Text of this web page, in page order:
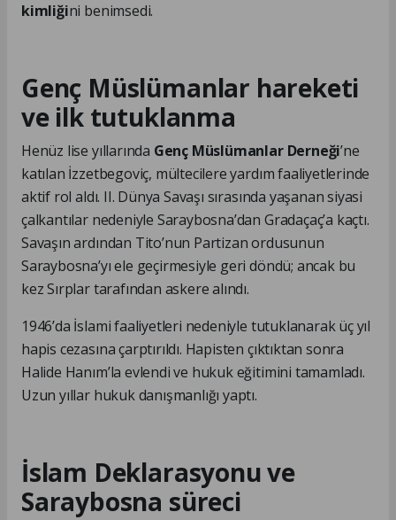
kimliğini benimsedi.
Genç Müslümanlar hareketi
ve ilk tutuklanma
Henüz lise yıllarında Genç Müslümanlar Derneği’ne
katılan İzzetbegoviç, mültecilere yardım faaliyetlerinde
aktif rol aldı. II. Dünya Savaşı sırasında yaşanan siyasi
çalkantılar nedeniyle Saraybosna’dan Gradaçaç’a kaçtı.
Savaşın ardından Tito’nun Partizan ordusunun
Saraybosna’yı ele geçirmesiyle geri döndü; ancak bu
kez Sırplar tarafından askere alındı.
1946’da İslami faaliyetleri nedeniyle tutuklanarak üç yıl
hapis cezasına çarptırıldı. Hapisten çıktıktan sonra
Halide Hanım’la evlendi ve hukuk eğitimini tamamladı.
Uzun yıllar hukuk danışmanlığı yaptı.
İslam Deklarasyonu ve
Saraybosna süreci